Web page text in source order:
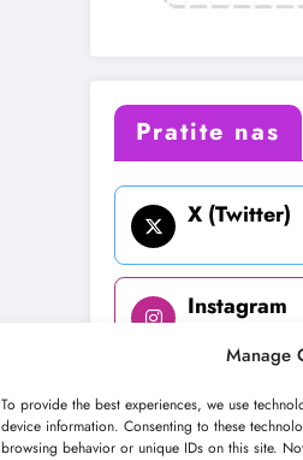
Manage
To provide the best experiences, we use
device information. Consenting to these
browsing behavior or unique IDs on this site.
Pratite nas
X (Twitter)
Instagram
LinkedIn